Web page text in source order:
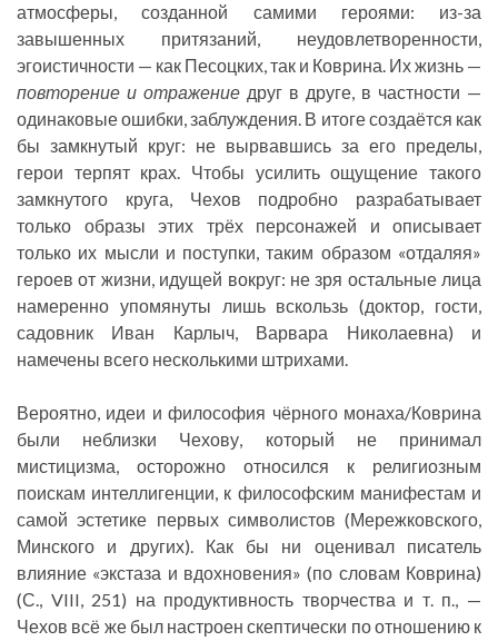
атмосферы, созданной самими героями: из-за
завышенных притязаний, неудовлетворенности,
эгоистичности — как Песоцких, так и Коврина. Их жизнь —
повторение и отражение друг в друге, в частности —
одинаковые ошибки, заблуждения. В итоге создаётся как
бы замкнутый круг: не вырвавшись за его пределы,
герои терпят крах. Чтобы усилить ощущение такого
замкнутого круга, Чехов подробно разрабатывает
только образы этих трёх персонажей и описывает
только их мысли и поступки, таким образом «отдаляя»
героев от жизни, идущей вокруг: не зря остальные лица
намеренно упомянуты лишь вскользь (доктор, гости,
садовник Иван Карлыч, Варвара Николаевна) и
намечены всего несколькими штрихами.
Вероятно, идеи и философия чёрного монаха/Коврина
были неблизки Чехову, который не принимал
мистицизма, осторожно относился к религиозным
поискам интеллигенции, к философским манифестам и
самой эстетике первых символистов (Мережковского,
Минского и других). Как бы ни оценивал писатель
влияние «экстаза и вдохновения» (по словам Коврина)
(С., VIII, 251) на продуктивность творчества и т. п., —
Чехов всё же был настроен скептически по отношению к